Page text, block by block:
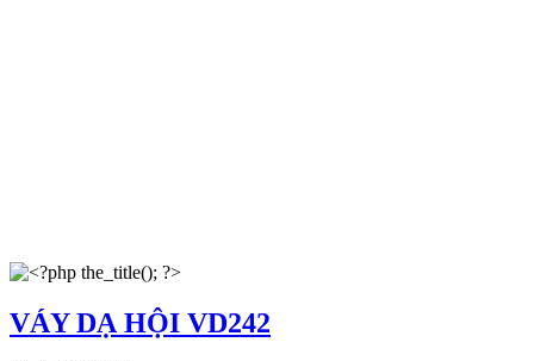
VÁY DẠ HỘI VD242